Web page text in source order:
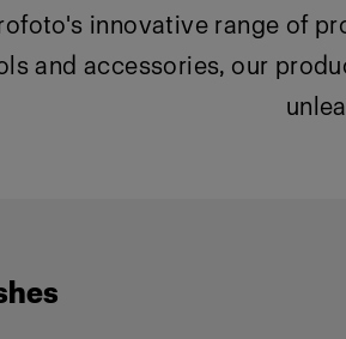
innovative range of
and accessories, our